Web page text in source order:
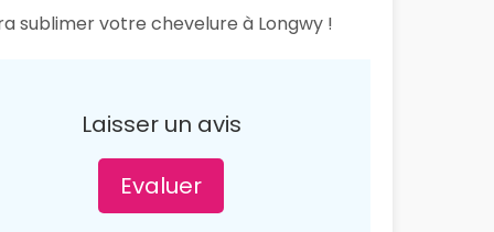
sublimer votre chevelure à Longwy !
Laisser un avis
Evaluer